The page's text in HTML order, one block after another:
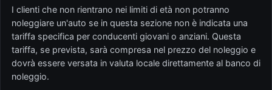
I clienti che non rientrano nei limiti di età non potranno
noleggiare un'auto se in questa sezione non è indicata una
tariffa specifica per conducenti giovani o anziani. Questa
tariffa, se prevista, sarà compresa nel prezzo del noleggio e
dovrà essere versata in valuta locale direttamente al banco di
noleggio.